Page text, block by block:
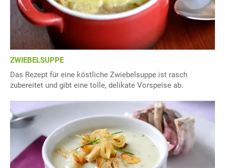
ZWIEBELSUPPE
Das Rezept für eine köstliche Zwiebelsuppe ist rasch
zubereitet und gibt eine tolle, delikate Vorspeise ab.